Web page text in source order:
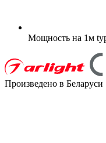
Мощность на 1м
Произведено в Беларуси